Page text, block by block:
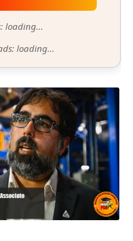
loading...
loading...